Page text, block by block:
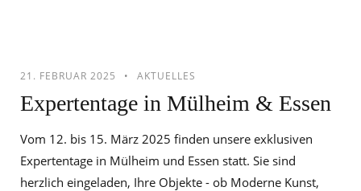
21. FEBRUAR 2025 AKTUELLES
Expertentage in Mülheim & Essen
Vom 12. bis 15. März 2025 finden unsere exklusiven
Expertentage in Mülheim und Essen statt. Sie sind
herzlich eingeladen, Ihre Objekte - ob Moderne Kunst,